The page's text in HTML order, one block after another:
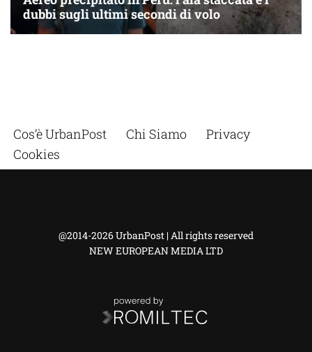
Cos’è UrbanPost Chi Siamo
Privacy
Cookies
@2014-2026 UrbanPost | All rights reserved
NEW EUROPEAN MEDIA LTD